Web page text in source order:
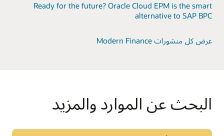
Ready for the future? Oracle Cloud EPM is the smart
alternative to SAP BPC
عرض كل منشورات Modern Finance
البحث عن الموارد والمزيد